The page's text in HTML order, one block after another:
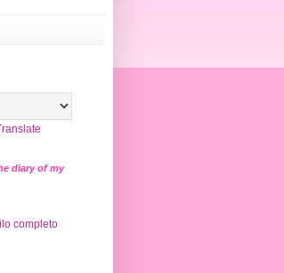
diary of my
completo